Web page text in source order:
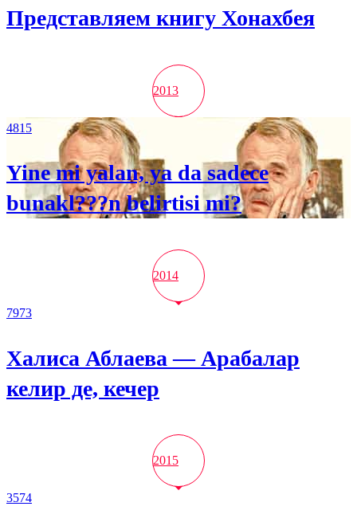
Представляем книгу Хонахбея
2013
4815
Yine mi yalan, ya da sadece
bunakl???n belirtisi mi?
2014
7973
Халиса Аблаева — Арабалар
келир де, кечер
2015
3574